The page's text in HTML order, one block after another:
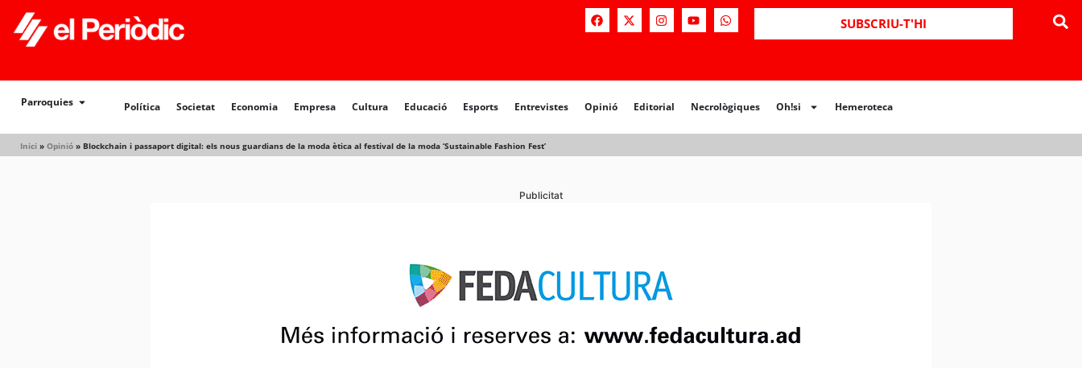
SUBSCRIU-T'HI
Parroquies Política Societat Economia Empresa Cultura Educació Esports Entrevistes Opinió Editorial Necrològiques Oh!si Hemeroteca
Inici » Opinió » Blockchain i passaport digital: els nous guardians de la moda ètica al festival de la moda ‘Sustainable Fashion Fest’
Publicitat